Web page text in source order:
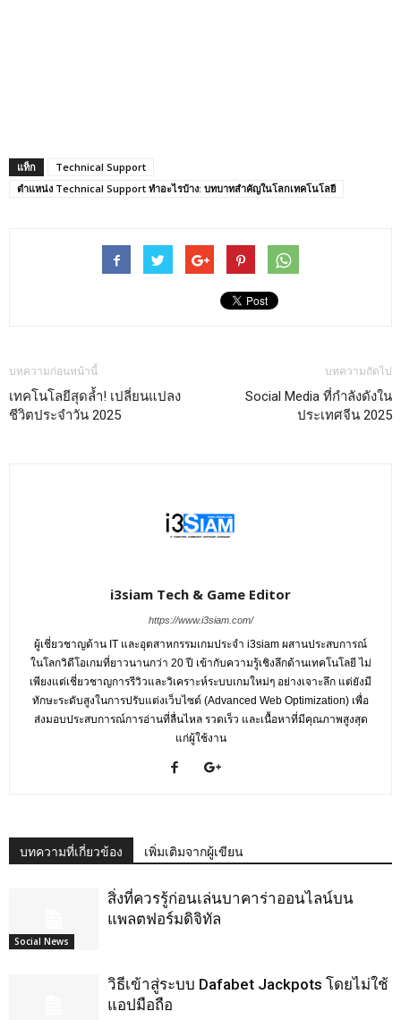
แท็ก
Technical Support
ตำแหน่ง Technical Support ทำอะไรบ้าง: บทบาทสำคัญในโลกเทคโนโลยี
บทความก่อนหน้านี้
เทคโนโลยีสุดล้ำ! เปลี่ยนแปลง
ชีวิตประจำวัน 2025
บทความถัดไป
Social Media ที่กำลังดังใน
ประเทศจีน 2025
i3siam Tech & Game Editor
https://www.i3siam.com/
ผู้เชี่ยวชาญด้าน IT และอุตสาหกรรมเกมประจำ i3siam ผสานประสบการณ์
ในโลกวิดีโอเกมที่ยาวนานกว่า 20 ปี เข้ากับความรู้เชิงลึกด้านเทคโนโลยี ไม่
เพียงแต่เชี่ยวชาญการรีวิวและวิเคราะห์ระบบเกมใหม่ๆ อย่างเจาะลึก แต่ยังมี
ทักษะระดับสูงในการปรับแต่งเว็บไซต์ (Advanced Web Optimization) เพื่อ
ส่งมอบประสบการณ์การอ่านที่ลื่นไหล รวดเร็ว และเนื้อหาที่มีคุณภาพสูงสุด
แก่ผู้ใช้งาน
บทความที่เกี่ยวข้อง เพิ่มเติมจากผู้เขียน
Social News
สิ่งที่ควรรู้ก่อนเล่นบาคาร่าออนไลน์บน
แพลตฟอร์มดิจิทัล
วิธีเข้าสู่ระบบ Dafabet Jackpots โดยไม่ใช้
แอปมือถือ